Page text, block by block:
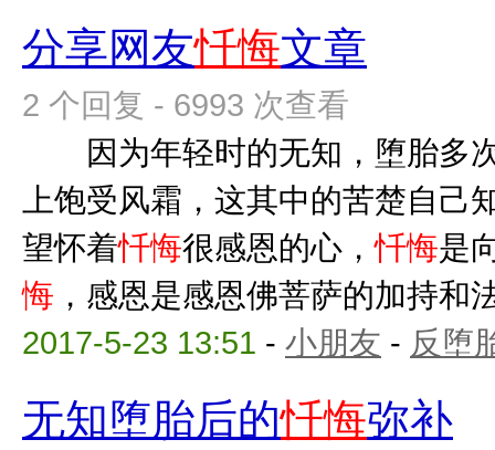
分享网友忏悔文章
2 个回复 - 6993 次查看
因为年轻时的无知，堕胎多
上饱受风霜，这其中的苦楚自己
望怀着忏悔很感恩的心，忏悔是
悔 ，感恩是感恩佛菩萨的加持和
2017-5-23 13:51 - 小朋友 - 反堕
无知堕胎后的忏悔弥补